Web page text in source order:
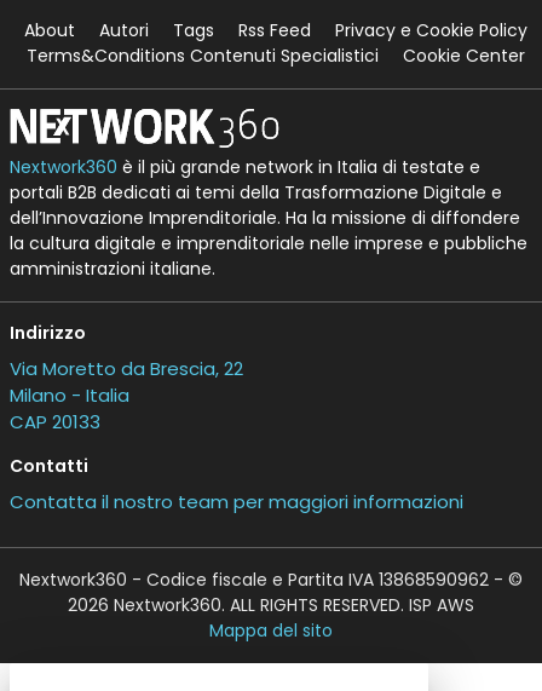
About Autori Tags Rss Feed
Privacy e Cookie Policy
Terms&Conditions Contenuti Specialistici
Cookie Center
Nextwork360 è il più grande network in Italia di testate e
portali B2B dedicati ai temi della Trasformazione Digitale e
dell’Innovazione Imprenditoriale. Ha la missione di diffondere
la cultura digitale e imprenditoriale nelle imprese e pubbliche
amministrazioni italiane.
Indirizzo
Via Moretto da Brescia, 22
Milano - Italia
CAP 20133
Contatti
Contatta il nostro team per maggiori informazioni
Nextwork360 - Codice fiscale e Partita IVA 13868590962 - ©
2026 Nextwork360. ALL RIGHTS RESERVED. ISP AWS
Mappa del sito